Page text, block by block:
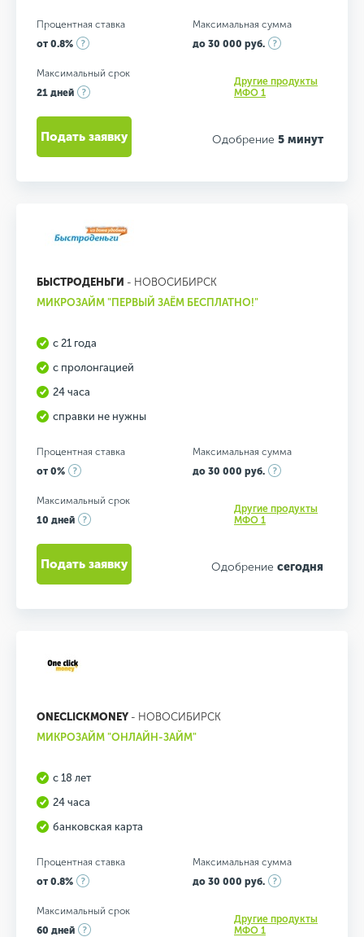
Процентная ставка
от 0.8%
Максимальная сумма
до 30 000 руб.
Максимальный срок
21 дней
Другие продукты
МФО 1
Одобрение 5 минут
Подать заявку
БЫСТРОДЕНЬГИ - НОВОСИБИРСК
МИКРОЗАЙМ "ПЕРВЫЙ ЗАЁМ БЕСПЛАТНО!"
с 21 года
с пролонгацией
24 часа
справки не нужны
Процентная ставка
от 0%
Максимальная сумма
до 30 000 руб.
Максимальный срок
10 дней
Другие продукты
МФО 1
Одобрение сегодня
Подать заявку
ONECLICKMONEY - НОВОСИБИРСК
МИКРОЗАЙМ "ОНЛАЙН-ЗАЙМ"
с 18 лет
24 часа
банковская карта
Процентная ставка
от 0.8%
Максимальная сумма
до 30 000 руб.
Максимальный срок
60 дней
Другие продукты
МФО 1